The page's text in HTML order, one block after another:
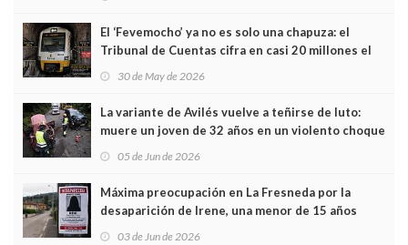
El ‘Fevemocho’ ya no es solo una chapuza: el
Tribunal de Cuentas cifra en casi 20 millones el
sobrecoste de los trenes que no cabían por los
30 de May de 2026
La variante de Avilés vuelve a teñirse de luto:
muere un joven de 32 años en un violento choque
frontal
05 de Jun de 2026
Máxima preocupación en La Fresneda por la
desaparición de Irene, una menor de 15 años
03 de Jun de 2026